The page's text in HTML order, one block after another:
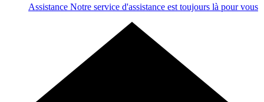
Assistance Notre service d'assistance est toujours là pour vous